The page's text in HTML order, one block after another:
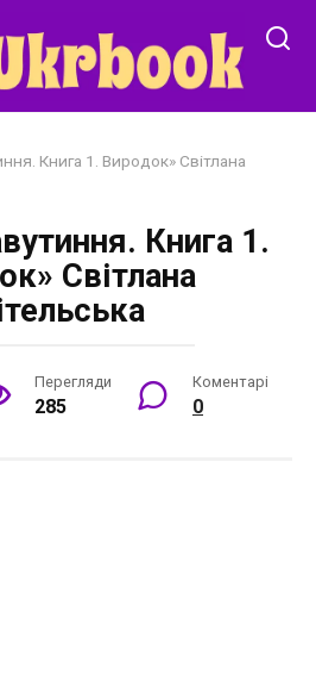
Книга 1. Виродок» Світлана
Книга 1.
Світлана
Перегляди
285
Коментарі
0